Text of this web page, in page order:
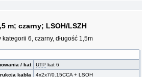
m; czarny; LSOH/LSZH
6, czarny, długość 1,5m
/ kat
UTP kat 6
kabla
4x2x7/0.15CCA +LSOH